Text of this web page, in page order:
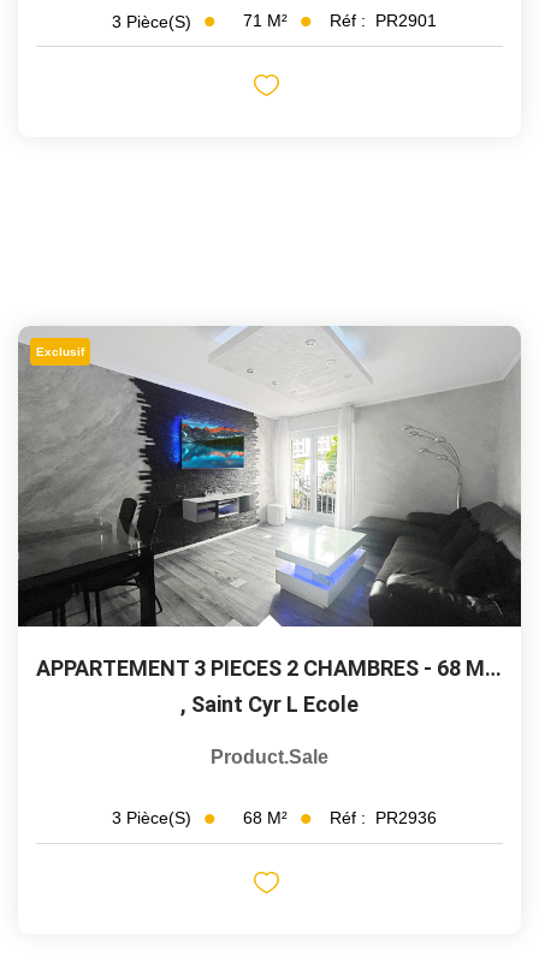
3 Pièce(s) 71 M² Réf : PR2901
Exclusif
APPARTEMENT 3 PIECES 2 CHAMBRES - 68 M² - SAINT CYR L'ECOLE
, Saint Cyr L Ecole
Product.sale
3 Pièce(s) 68 M² Réf : PR2936